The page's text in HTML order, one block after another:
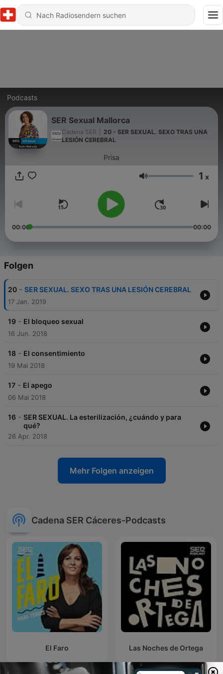
Podcasts
SER Sexual Mallorca
Cadena SER
20 - SER SEXUAL. SEXO TRAS UNA
LESIÓN CEREBRAL
Prisa
Lautstärke 1 x
00:00 00:00
Folgen
20 - SER SEXUAL. SEXO TRAS UNA LESIÓN CEREBRAL
17 Jan. 2019
19 - El bloqueo sexual
16 Jun. 2018
18 - El consentimiento
19 Mai 2018
17 - El apego
06 Mai 2018
16 - SER SEXUAL. La esterilización, ¿cuándo y para
qué?
26 Apr. 2018
Mehr Folgen anzeigen
Cadena SER Cáceres-Podcasts
El Faro Las Noches de Ortega